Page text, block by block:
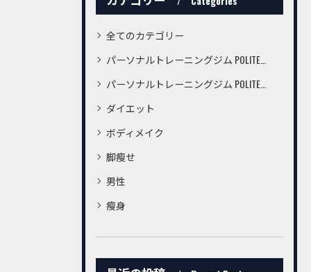
全てのカテゴリー
パーソナルトレーニングジム POLITE桜町店
パーソナルトレーニングジム POLITE鍛冶屋町店
ダイエット
ボディメイク
脚瘦せ
男性
瘦身